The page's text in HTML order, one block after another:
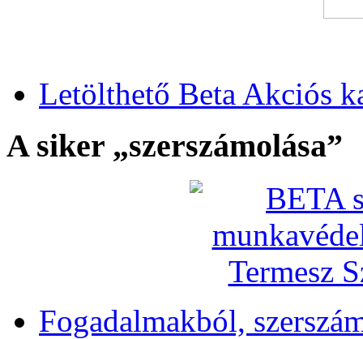
Letölthető Beta Akciós
A siker „szerszámolása”
Fogadalmakból,